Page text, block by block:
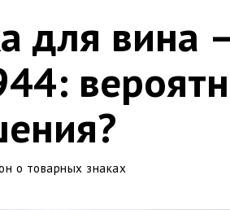
для вина
о товарных знаках